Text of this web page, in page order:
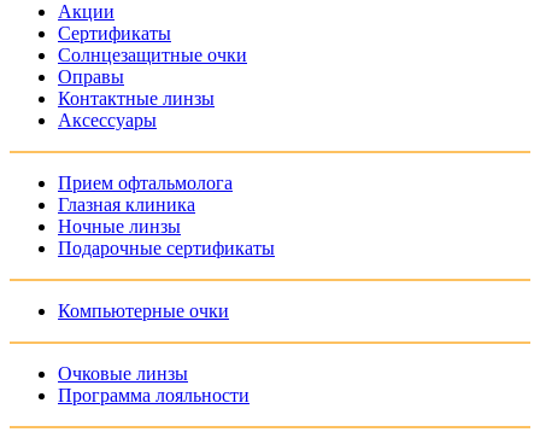
Акции
Сертификаты
Солнцезащитные очки
Оправы
Контактные линзы
Аксессуары
Прием офтальмолога
Глазная клиника
Ночные линзы
Подарочные сертификаты
Компьютерные очки
Очковые линзы
Программа лояльности